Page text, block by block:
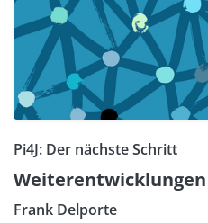
Pi4J: Der nächste Schritt
Weiterentwicklungen
Frank Delporte